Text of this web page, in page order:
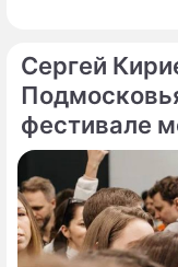
опытность в
в пресс-
Подмосковья.
Сергей
фестивале